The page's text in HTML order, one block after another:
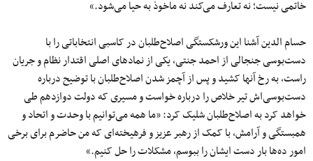
خاتمی نیست؛ نه تعارف می‌کند نه ماخوذ به حیا می‌شود.»
حسام الدین آشنا این ورشکستگی اصلاح‌طلبان در کاسبی انتخاباتی را با
دست‌بوسی جنجالی از احمد جنتی، یکی از نمادهای اصلی اقتدار نظام و جریان
راست، به رخ آنها کشید و پس از آچمز شدن اصلاح‌طلبان با توضیح درباره
دست‌بوسی‌اش تیر خلاص را درباره خواست و مسیری که دولت دوازدهم طی
خواهد کرد به اصلاح‌طلبان شلیک کرد: «ما همه می‌توانیم با وحدت و اتحاد و
همبستگی و آرامش، با کمک از رهبر عزیز و فرهیخته‌ای که من حاضرم برای برخی
امور ده‌ها بار دست ایشان را ببوسم، مشکلات را حل کنیم.»